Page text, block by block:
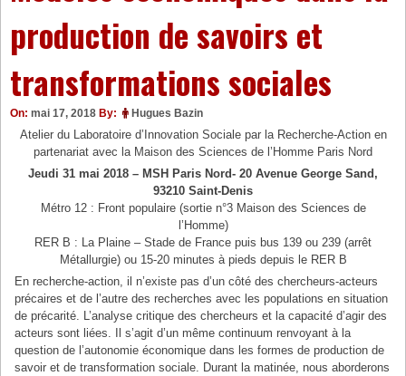
production de savoirs et
transformations sociales
On: mai 17, 2018 By: Hugues Bazin
Atelier du Laboratoire d’Innovation Sociale par la Recherche-Action en
partenariat avec la Maison des Sciences de l’Homme Paris Nord
Jeudi 31 mai 2018 – MSH Paris Nord- 20 Avenue George Sand,
93210 Saint-Denis
Métro 12 : Front populaire (sortie n°3 Maison des Sciences de
l’Homme)
RER B : La Plaine – Stade de France puis bus 139 ou 239 (arrêt
Métallurgie) ou 15-20 minutes à pieds depuis le RER B
En recherche-action, il n’existe pas d’un côté des chercheurs-acteurs
précaires et de l’autre des recherches avec les populations en situation
de précarité. L’analyse critique des chercheurs et la capacité d’agir des
acteurs sont liées. Il s’agit d’un même continuum renvoyant à la
question de l’autonomie économique dans les formes de production de
savoir et de transformation sociale. Durant la matinée, nous aborderons